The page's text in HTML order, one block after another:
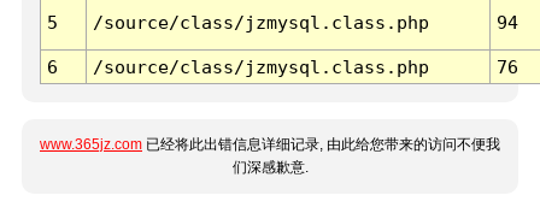
5 /source/class/jzmysql.class.php 94
6 /source/class/jzmysql.class.php 76
www.365jz.com 已经将此出错信息详细记录, 由此给您带来的访问不便我
们深感歉意.